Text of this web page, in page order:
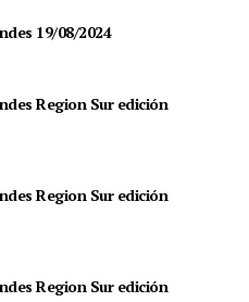
19/08/2024
Region Sur edición
Region Sur edición
Region Sur edición